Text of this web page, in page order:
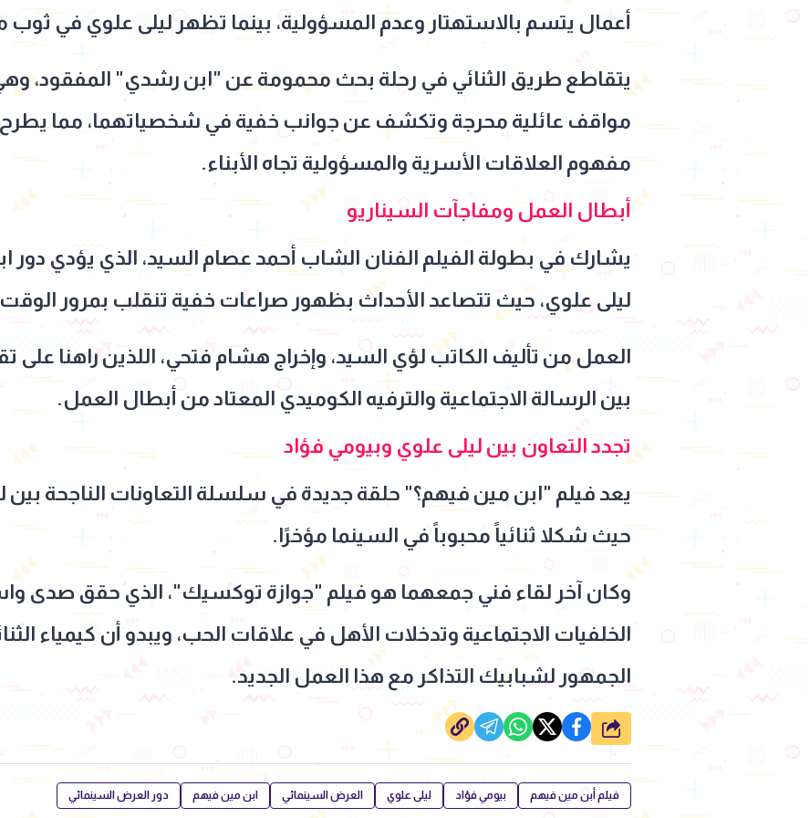
أعمال يتسم بالاستهتار وعدم المسؤولية، بينما تظهر ليلى علوي في ثوب
يتقاطع طريق الثنائي في رحلة بحث محمومة عن "ابن رشدي" المفقود،
مواقف عائلية محرجة وتكشف عن جوانب خفية في شخصياتهما، مما
مفهوم العلاقات الأسرية والمسؤولية تجاه الأبناء.
أبطال العمل ومفاجآت السيناريو
يشارك في بطولة الفيلم الفنان الشاب أحمد عصام السيد، الذي يؤدي دور
ليلى علوي، حيث تتصاعد الأحداث بظهور صراعات خفية تنقلب بمرور
العمل من تأليف الكاتب لؤي السيد، وإخراج هشام فتحي، اللذين راهنا على
بين الرسالة الاجتماعية والترفيه الكوميدي المعتاد من أبطال العمل.
تجدد التعاون بين ليلى علوي وبيومي فؤاد
يعد فيلم "ابن مين فيهم؟" حلقة جديدة في سلسلة التعاونات الناجحة بين
حيث شكلا ثنائياً محبوباً في السينما مؤخرًا.
وكان آخر لقاء فني جمعهما هو فيلم "جوازة توكسيك"، الذي حقق صدى
الخلفيات الاجتماعية وتدخلات الأهل في علاقات الحب، ويبدو أن كيمياء
الجمهور لشبابيك التذاكر مع هذا العمل الجديد.
شارك
فيلم أبن مين فيهم بيومي فؤاد ليلى علوي العرض السينمائي ابن مين فيهم دور العرض السينمائي